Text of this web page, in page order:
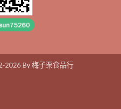
2026 By 梅子栗食品行